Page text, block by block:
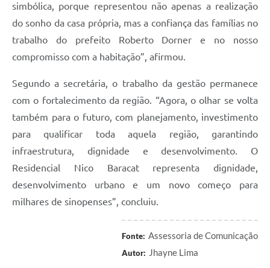
simbólica, porque representou não apenas a realização
do sonho da casa própria, mas a confiança das famílias no
trabalho do prefeito Roberto Dorner e no nosso
compromisso com a habitação”, afirmou.
Segundo a secretária, o trabalho da gestão permanece
com o fortalecimento da região. “Agora, o olhar se volta
também para o futuro, com planejamento, investimento
para qualificar toda aquela região, garantindo
infraestrutura, dignidade e desenvolvimento. O
Residencial Nico Baracat representa dignidade,
desenvolvimento urbano e um novo começo para
milhares de sinopenses”, concluiu.
Fonte: Assessoria de Comunicação
Autor: Jhayne Lima